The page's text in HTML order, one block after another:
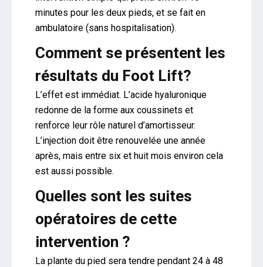
minutes pour les deux pieds, et se fait en
ambulatoire (sans hospitalisation).
Comment se présentent les
résultats du Foot Lift?
L’effet est immédiat. L’acide hyaluronique
redonne de la forme aux coussinets et
renforce leur rôle naturel d’amortisseur.
L’injection doit être renouvelée une année
après, mais entre six et huit mois environ cela
est aussi possible.
Quelles sont les suites
opératoires de cette
intervention ?
La plante du pied sera tendre pendant 24 à 48